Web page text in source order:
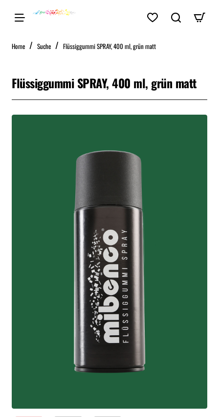
Home home Suche Flüssiggummi SPRAY, 400 ml, grün matt
Flüssiggummi SPRAY, 400 ml, grün matt